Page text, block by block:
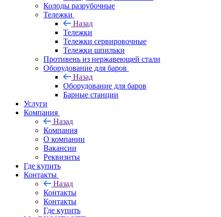
Колоды разрубочные
Тележки
Назад
Тележки
Тележки сервировочные
Тележки шпильки
Противень из нержавеющей стали
Оборудование для баров
Назад
Оборудование для баров
Барные станции
Услуги
Компания
Назад
Компания
О компании
Вакансии
Реквизиты
Где купить
Контакты
Назад
Контакты
Контакты
Где купить